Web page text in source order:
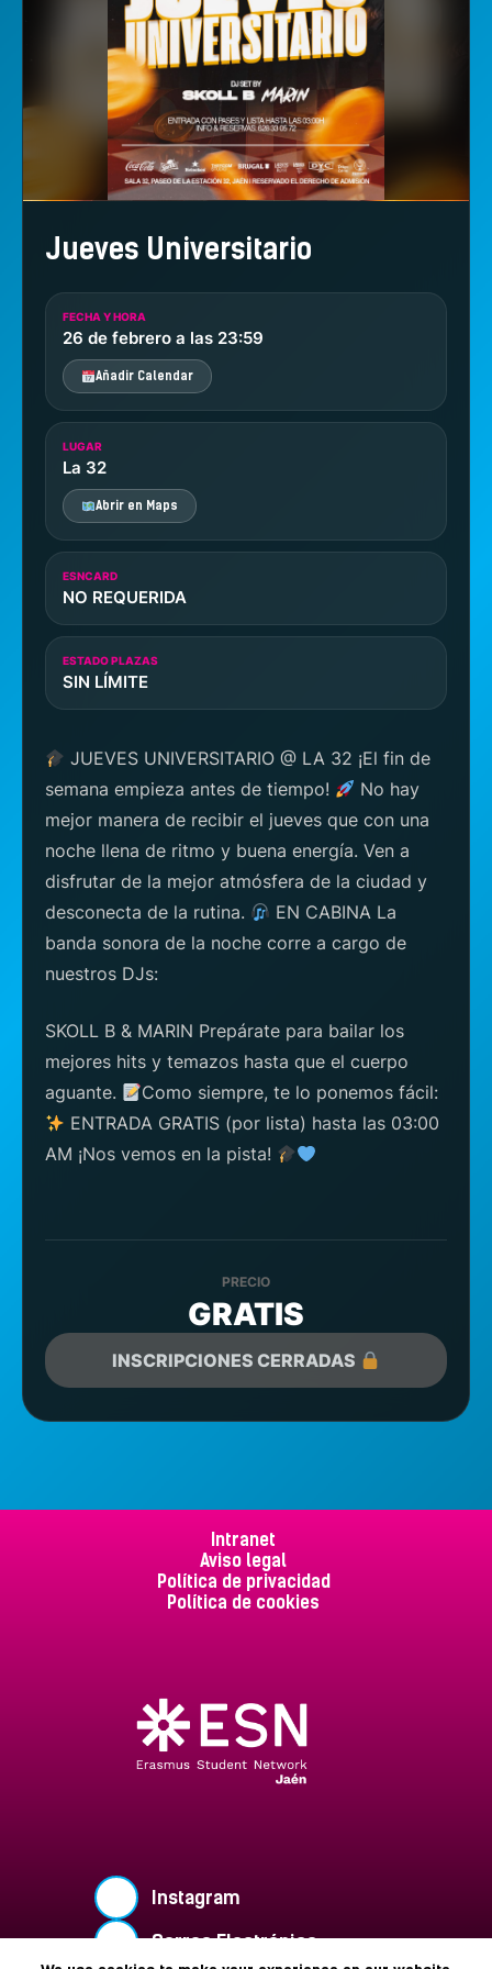
Jueves Universitario
FECHA Y HORA
26 de febrero a las 23:59
Añadir Calendar
LUGAR
La 32
Abrir en Maps
ESNCARD
NO REQUERIDA
ESTADO PLAZAS
SIN LÍMITE
JUEVES UNIVERSITARIO @ LA 32 ¡El fin de
semana empieza antes de tiempo!
No hay
mejor manera de recibir el jueves que con una
noche llena de ritmo y buena energía. Ven a
disfrutar de la mejor atmósfera de la ciudad y
desconecta de la rutina.
EN CABINA La
banda sonora de la noche corre a cargo de
nuestros DJs:
SKOLL B & MARIN Prepárate para bailar los
mejores hits y temazos hasta que el cuerpo
aguante.
Como siempre, te lo ponemos fácil:
ENTRADA GRATIS (por lista) hasta las 03:00
AM ¡Nos vemos en la pista!
PRECIO
GRATIS
INSCRIPCIONES CERRADAS
Intranet
Aviso legal
Política de privacidad
Política de cookies
Instagram
Correo Electrónico